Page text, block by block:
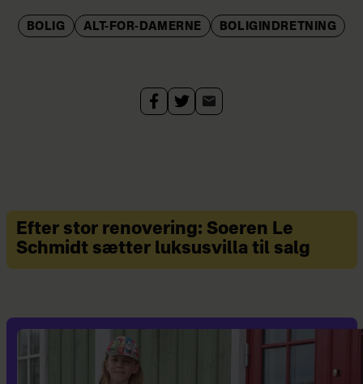
BOLIG ALT-FOR-DAMERNE BOLIGINDRETNING
Efter stor renovering: Soeren Le
Schmidt sætter luksusvilla til salg